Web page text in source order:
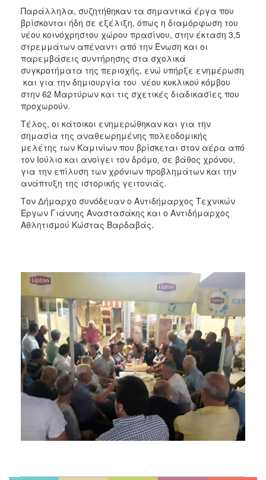
Παράλληλα, συζητήθηκαν τα σημαντικά έργα που
βρίσκονται ήδη σε εξέλιξη, όπως η διαμόρφωση του
νέου κοινόχρηστου χώρου πρασίνου, στην έκταση 3,5
στρεμμάτων απέναντι από την Ένωση και οι
παρεμβάσεις συντήρησης στα σχολικά
συγκροτήματα της περιοχής, ενώ υπήρξε ενημέρωση
και για την δημιουργία του νέου κυκλικού κόμβου
στην 62 Μαρτύρων και τις σχετικές διαδικασίες που
προχωρούν.
Τέλος, οι κάτοικοι ενημερώθηκαν και για την
σημασία της αναθεωρημένης πολεοδομικής
μελέτης των Καμινίων που βρίσκεται στον αέρα από
τον Ιούλιο και ανοίγει τον δρόμο, σε βάθος χρόνου,
για την επίλυση των χρόνιων προβλημάτων και την
ανάπτυξη της ιστορικής γειτονιάς.
Τον Δήμαρχο συνόδευαν ο Αντιδήμαρχος Τεχνικών
Έργων Γιάννης Αναστασάκης και ο Αντιδήμαρχος
Αθλητισμού Κώστας Βαρδαβάς.